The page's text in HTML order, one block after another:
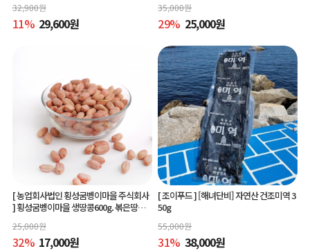
32,900원
11% 29,600원
35,000원
29% 25,000원
[ 농업회사법인 횡성굼벵이마을 주식회사
]횡성굼벵이마을 생땅콩600g. 볶은땅콩6
25,000원
32% 17,000원
[ 조이푸드 ][해녀단비] 자연산 건조미역 3
50g
55,000원
31% 38,000원